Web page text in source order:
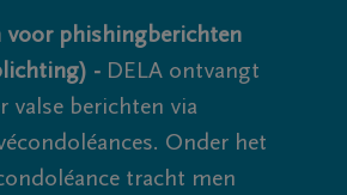
voor phishingberichten
- DELA ontvangt
valse berichten via
Onder het
tracht men